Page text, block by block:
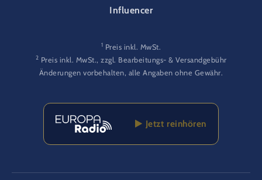
Influencer
1 Preis inkl. MwSt.
2 Preis inkl. MwSt., zzgl. Bearbeitungs- & Versandgebühr
Änderungen vorbehalten, alle Angaben ohne Gewähr.
Jetzt reinhören